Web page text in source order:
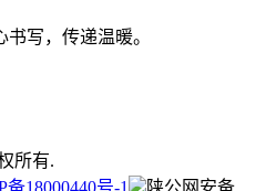
写，传递温暖。
所有.